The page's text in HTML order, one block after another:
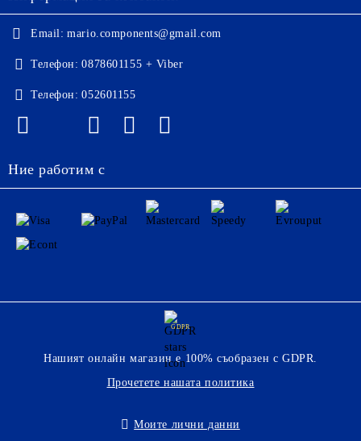
Email: mario.components@gmail.com
Телефон: 0878601155 + Viber
Телефон: 052601155
Ние работим с
GDPR
Нашият онлайн магазин е 100% съобразен с GDPR.
Прочетете нашата политика
Моите лични данни